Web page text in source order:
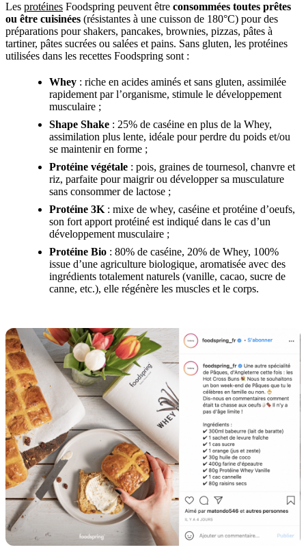
Les protéines Foodspring peuvent être consommées toutes prêtes
ou être cuisinées (résistantes à une cuisson de 180°C) pour des
préparations pour shakers, pancakes, brownies, pizzas, pâtes à
tartiner, pâtes sucrées ou salées et pains. Sans gluten, les protéines
utilisées dans les recettes Foodspring sont :
Whey : riche en acides aminés et sans gluten, assimilée
rapidement par l’organisme, stimule le développement
musculaire ;
Shape Shake : 25% de caséine en plus de la Whey,
assimilation plus lente, idéale pour perdre du poids et/ou
se maintenir en forme ;
Protéine végétale : pois, graines de tournesol, chanvre et
riz, parfaite pour maigrir ou développer sa musculature
sans consommer de lactose ;
Protéine 3K : mixe de whey, caséine et protéine d’oeufs,
son fort apport protéiné est indiqué dans le cas d’un
développement musculaire ;
Protéine Bio : 80% de caséine, 20% de Whey, 100%
issue d’une agriculture biologique, aromatisée avec des
ingrédients totalement naturels (vanille, cacao, sucre de
canne, etc.), elle régénère les muscles et le corps.